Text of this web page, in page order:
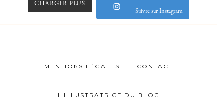
CHARGER PLUS
Suivre sur Instagram
MENTIONS LÉGALES CONTACT
L’ILLUSTRATRICE DU BLOG